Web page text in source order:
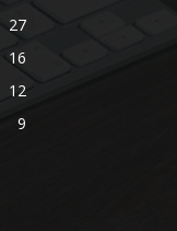
27
16
12
9